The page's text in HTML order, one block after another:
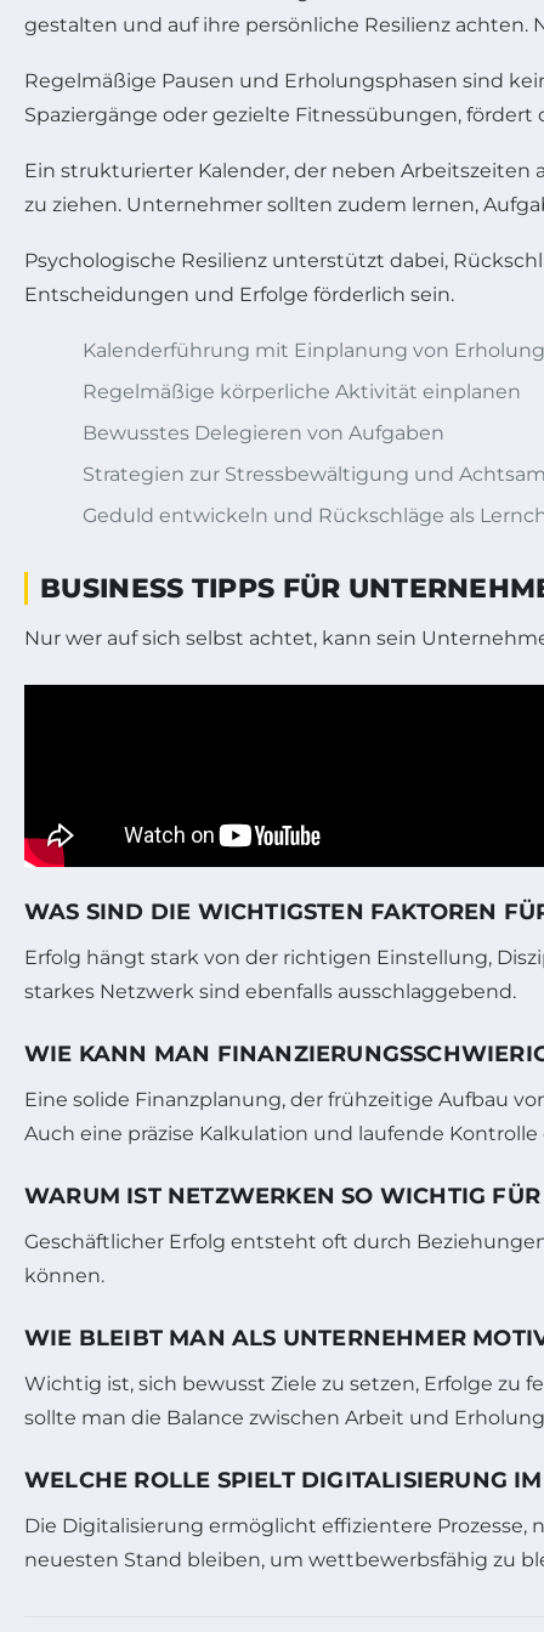
gestalten und auf ihre persönliche Resilienz
Regelmäßige Pausen und Erholungsphasen sind
Spaziergänge oder gezielte Fitnessübungen,
Ein strukturierter Kalender, der neben
zu ziehen. Unternehmer sollten zudem lernen,
Psychologische Resilienz unterstützt dabei,
Entscheidungen und Erfolge förderlich sein.
Kalenderführung mit Einplanung von
Regelmäßige körperliche Aktivität einplanen
Bewusstes Delegieren von Aufgaben
Strategien zur Stressbewältigung und
Geduld entwickeln und Rückschläge als
BUSINESS TIPPS FÜR
Nur wer auf sich selbst achtet, kann sein
WAS SIND DIE WICHTIGSTEN FAKTOREN
Erfolg hängt stark von der richtigen Einstellung,
starkes Netzwerk sind ebenfalls ausschlaggebend.
WIE KANN MAN
Eine solide Finanzplanung, der frühzeitige Aufbau
Auch eine präzise Kalkulation und laufende
WARUM IST NETZWERKEN SO WICHTIG
Geschäftlicher Erfolg entsteht oft durch
können.
WIE BLEIBT MAN ALS UNTERNEHMER
Wichtig ist, sich bewusst Ziele zu setzen, Erfolge zu
sollte man die Balance zwischen Arbeit und
WELCHE ROLLE SPIELT DIGITALISIERUNG
Die Digitalisierung ermöglicht effizientere
neuesten Stand bleiben, um wettbewerbsfähig zu